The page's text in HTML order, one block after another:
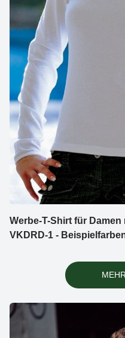
Werbe-T-Shirt für Damen
VKDRD-1 -